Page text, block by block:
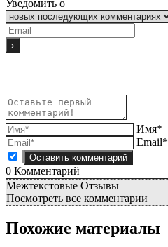
Уведомить о
Имя*
Email*
0 Комментарий
Межтекстовые Отзывы
Посмотреть все комментарии
Похожие материалы